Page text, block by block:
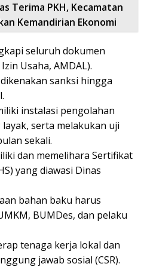
Terima PKH, Kecamatan
Kemandirian Ekonomi
seluruh dokumen
Usaha, AMDAL).
sanksi hingga
instalasi pengolahan
serta melakukan uji
sekali.
dan memelihara Sertifikat
yang diawasi Dinas
bahan baku harus
BUMDes, dan pelaku
tenaga kerja lokal dan
jawab sosial (CSR).